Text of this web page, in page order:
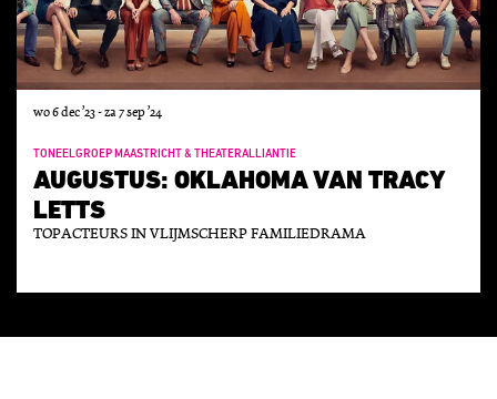
AUGUSTUS: OKLAHOMA VAN TRACY
LETTS
TOPACTEURS IN VLIJMSCHERP FAMILIEDRAMA
TONEELGROEP MAASTRICHT & THEATERALLIANTIE
wo 6 dec ’23-za 7 sep ’24